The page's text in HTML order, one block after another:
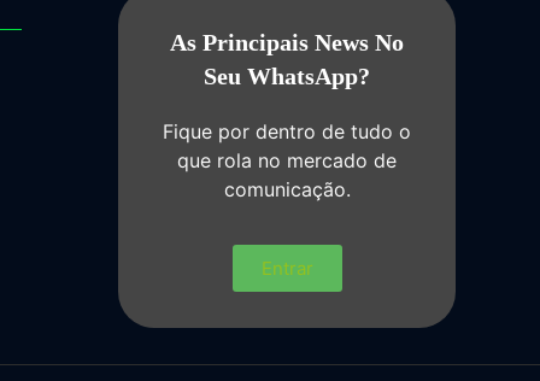
As Principais News No
Seu WhatsApp?
Fique por dentro de tudo o
que rola no mercado de
comunicação.
Entrar